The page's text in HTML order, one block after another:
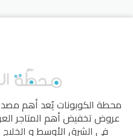
محطة الكوبوناتيُعد أهم
عروض تخفيض أهم المتاجر
في الشرق الأوسط و